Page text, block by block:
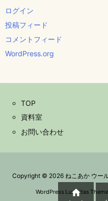
ログイン
投稿フィード
コメントフィード
WordPress.org
TOP
資料室
お問い合わせ
Copyright © 2026 ねこあか ウー
WordPress Luxeritas
